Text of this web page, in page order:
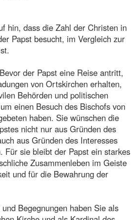
hin, dass die Zahl der Christen in
Papst besucht, im Vergleich zur
der Papst eine Reise antritt,
von Ortskirchen erhalten,
Behörden und politischen
einen Besuch des Bischofs von
haben. Sie wünschen die
nicht nur aus Gründen des
aus Gründen des Interesses
Für sie bleibt der Papst ein starkes
Zusammenleben im Geiste
und für die Bewahrung der
Begegnungen haben Sie als